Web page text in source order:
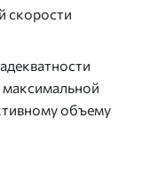
скорости
объему